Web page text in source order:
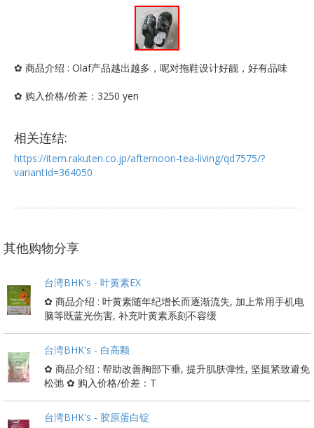
✿ 商品介绍 : Olaf产品越出越多，呢对拖鞋设计好靓，好有品味
✿ 购入价格/价差：3250 yen
相关连结:
https://item.rakuten.co.jp/afternoon-tea-living/qd7575/?
variantId=364050
其他购物分享
台湾BHK's - 叶黄素EX
✿ 商品介绍 : 叶黄素随年纪增长而逐渐流失, 加上常用手机电
脑等既蓝光伤害, 补充叶黄素系刻不容缓
台湾BHK's - 白高颗
✿ 商品介绍 : 帮助改善胸部下垂, 提升肌肤弹性, 坚挺紧致避免
松弛 ✿ 购入价格/价差：T
台湾BHK's - 胶原蛋白锭